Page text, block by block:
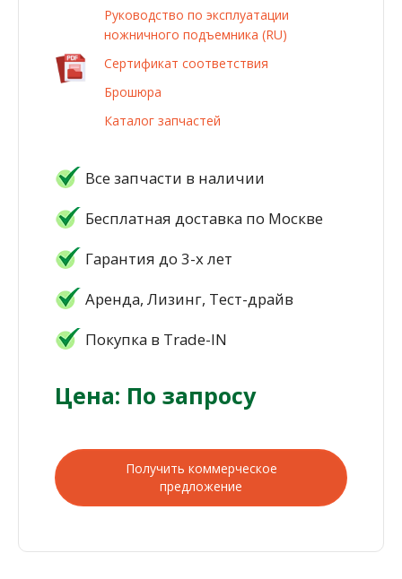
Руководство по эксплуатации
ножничного подъемника (RU)
Сертификат соответствия
Брошюра
Каталог запчастей
Все запчасти в наличии
Бесплатная доставка по Москве
Гарантия до 3-х лет
Аренда, Лизинг, Тест-драйв
Покупка в Trade-IN
Цена: По запросу
Получить коммерческое
предложение